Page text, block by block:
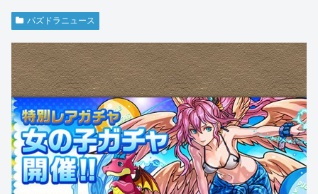
パズドラニュース